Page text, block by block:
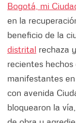
Bogotá, mi
en la
beneficio de la
distrital rechaza
recientes
manifestantes
con avenida
bloquearon la